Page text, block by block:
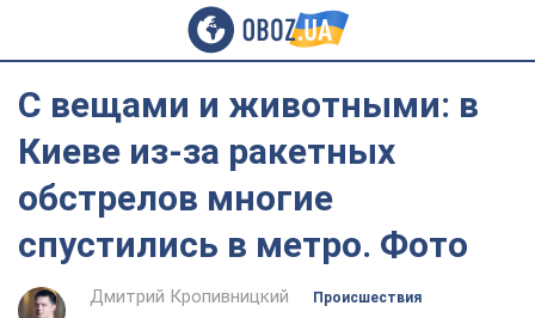
С вещами и животными: в
Киеве из-за ракетных
обстрелов многие
спустились в метро. Фото
Дмитрий Кропивницкий
Происшествия